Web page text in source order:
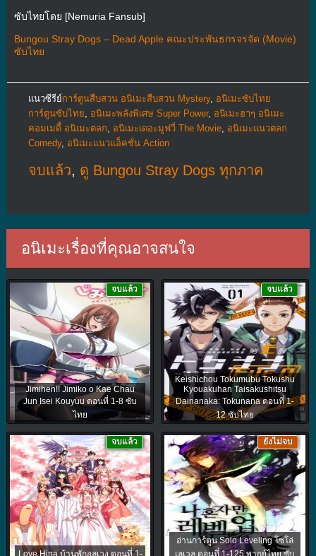
ซับไทยโดย [Nemuria Fansub]
Bungou Stray Dogs – Dead Apple คณะประพันธกรจรจัด (Movie)
ซับไทย
แนวซีรีย์การ์ตูนสืบสวน อนิเมะสืบสวน Mystery, อนิเมะซับไทย
การ์ตูนซับไทย
อนิเมะพลังพิเศษ Super Power, อนิเมะฮาๆ อนิเมะ
คอมเมดี้ อนิเมะตลก
อนิเมะเดอะมูฟวี่ The Movie, อนิเมะแนวตลก
Comedy, อนิเมะแนวแอ็คชั่น Action
จบแล้ว, ดู Bungou Stray Dogs ทุกภาค
อนิเมะเรื่องที่คุณอาจสนใจ
Jimihen!! Jimiko o Kae Chau
Jun Isei Kouyuu ตอนที่ 1-8 ซับ
ไทย
จบแล้ว
Keishichou Tokumubu Tokushu
Kyouakuhan Taisakushitsu
Dainanaka: Tokunana ตอนที่ 1-
12 ซับไทย
จบแล้ว
Love Hina บ้านพักอลเวง ตอนที่ 1-
จบแล้ว
อ่านการ์ตูน Solo Leveling โซโล่
เลเวล ตอนที่ 1-125 พากย์ไทย ซับ
ยังไม่จบ